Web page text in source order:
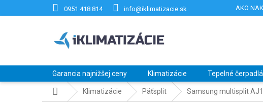
0951 418 814 info@iklimatizacie.sk AKO
Garancia najnižšej ceny Klimatizácie Tepelné čerpadlá
DomovKlimatizácie Päťsplit Samsung multisplit